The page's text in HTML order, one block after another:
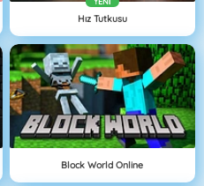
Hız Tutkusu
Block World Online